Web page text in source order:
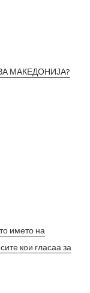
МАКЕДОНИЈА?
името на
кои гласаа за